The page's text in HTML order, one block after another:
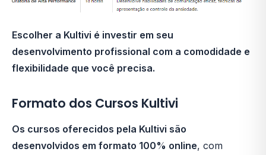
Escolher a Kultivi é investir em seu
desenvolvimento profissional com a comodidade e
flexibilidade que você precisa.
Formato dos Cursos Kultivi
Os cursos oferecidos pela Kultivi são
desenvolvidos em formato 100% online, com